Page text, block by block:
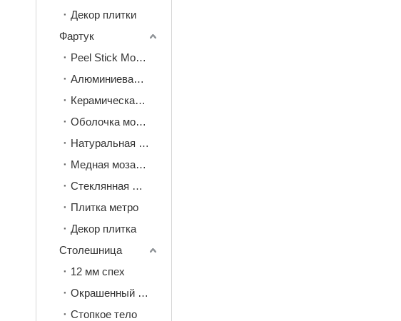
Декор плитки
Фартук
Peel Stick Mosaic
Алюминиевая мозаика с кожурой и наклейкой
Керамическая мозаика
Оболочка мозаика
Натуральная камень мозаика
Медная мозаика
Стеклянная мозаика
Плитка метро
Декор плитка
Столешница
12 мм спех
Окрашенный камень 20 мм
Стопкое тело